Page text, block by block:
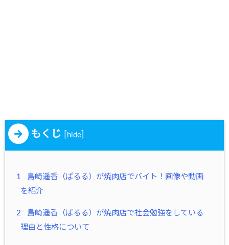
もくじ hide
1
島崎遥香（ぱるる）が焼肉店でバイト！画像や動画
を紹介
2
島崎遥香（ぱるる）が焼肉店で社会勉強をしている
理由と性格について